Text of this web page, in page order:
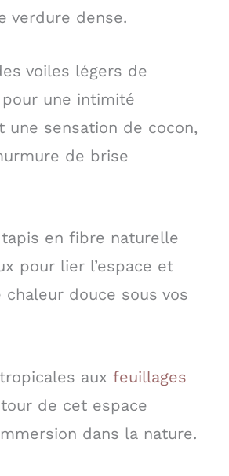
verdure dense.
voiles légers de
une intimité
une sensation de cocon,
de brise
en fibre naturelle
pour lier l’espace et
chaleur douce sous vos
aux feuillages
de cet espace
dans la nature.